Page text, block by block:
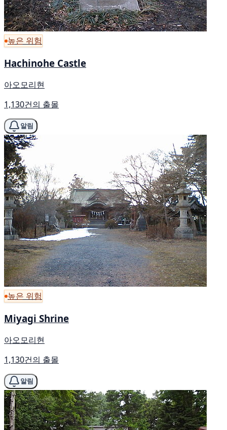
높은 위험
Hachinohe Castle
아오모리현
1,130건의 출몰
알림
높은 위험
Miyagi Shrine
아오모리현
1,130건의 출몰
알림